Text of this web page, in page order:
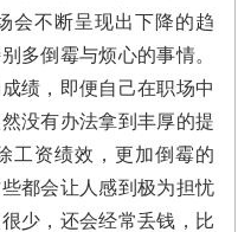
会不断呈现出下降的趋
多倒霉与烦心的事情。
绩，即便自己在职场中
没有办法拿到丰厚的提
工资绩效，更加倒霉的
都会让人感到极为担忧
少，还会经常丢钱，比